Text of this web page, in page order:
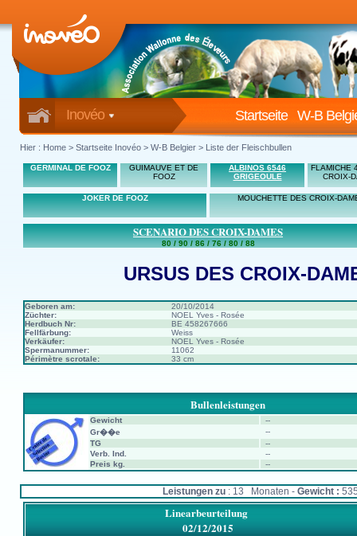
Inovéo W-B
Startseite
Hier : Home > Startseite Inovéo > W-B Belgier > Liste der Fleischbullen
GERMINAL DE FOOZ
GUIMAUVE ET DE
FOOZ
ALBINOS 6546
GRIGEOULE
FLAMICHE
CROIX-
JOKER DE FOOZ MOUCHETTE DES CROIX-
SCENARIO DES CROIX-DAMES
80 / 90 / 86 / 76 / 80 / 88
URSUS DES CROIX-
Geboren am:
20/10/2014
Züchter:
NOEL Yves - Rosée
Herdbuch Nr:
BE 458267666
Fellfärbung:
Weiss
Verkäufer:
NOEL Yves - Rosée
Spermanummer:
11062
Périmètre scrotale:
33 cm
Bullenleistungen
Gewicht
--
Gr��e
--
TG
--
Verb. Ind.
--
Preis kg.
--
Leistungen zu: 13 Monaten - Gewicht :
Linearbeurteilung
02/12/2015